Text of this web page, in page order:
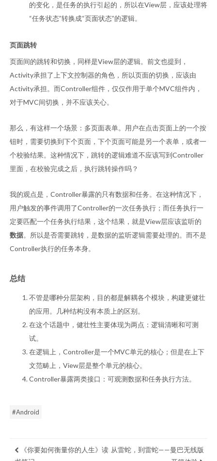
的变化，是任务的执行引起的，所以在View层，应该处理将
“任务状态”转换成“页面状态”的逻辑。
页面跳转
页面间的跳转和切换，同样是View层的逻辑。前文也提到，
Activity承担了上下文控制器的角色，所以页面的切换，应该由
Activity承担。而Controller组件，仅仅作用于单个MVC组件内，
对于MVC间切换，并不应该关心。
那么，有这样一个场景：多页面表单。用户在点击页面上的一个按
钮时，需要切换到下个页面，下个页面可能是另一个表单，或者一
个校验结果。这种情况下，跳转的逻辑难道不应该写到Controller
里面，在校验完成之后，执行跳转操作吗？
我的观点是，Controller暴露的只有数据和任务。在这种情况下，
用户触发的事件调用了Controller的一次任务执行；而任务执行一
定要匹配一个任务执行结果，这个结果，就是View层应该监听的
数据。所以是否需要跳转，是数据的监听逻辑需要处理的。而不是
Controller执行的任务本身。
总结
不管是哪种分层架构，目的都是解耦各个模块，构建更健壮
的应用。几种结构没有本质上的区别。
在这个话题中，健壮性主要体现为两点：逻辑清晰和可测
试。
在逻辑上，Controller是一个MVC单元的核心；但是在上下
文范畴上，View层是整个单元的核心。
Controller暴露两类接口：可观测数据和任务执行方法。
#Android
《你要如何衡量你的人生》读 从雷蛇，到雷蛇——曼巴无线版